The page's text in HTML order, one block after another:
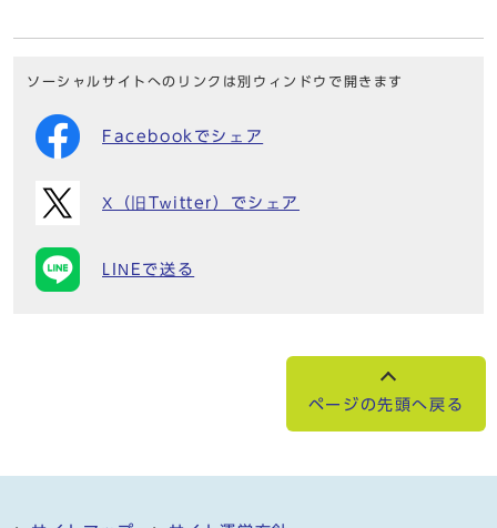
ソーシャルサイトへのリンクは別ウィンドウで開きます
Facebookでシェア
X（旧Twitter）でシェア
LINEで送る
ページの先頭へ戻る